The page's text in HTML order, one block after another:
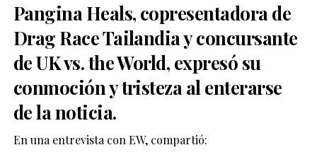
Pangina Heals, copresentadora de
Drag Race Tailandia y concursante
de UK vs. the World, expresó su
conmoción y tristeza al enterarse
de la noticia.
En una entrevista con EW, compartió: